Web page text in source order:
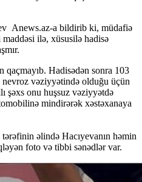
Anews.az-a bildirib ki, müdafiə
ilə, xüsusilə hadisə
qaçmayıb. Hadisədən sonra 103
vəziyyətində olduğu üçün
şəxs onu huşsuz vəziyyətdə
mindirərək xəstəxanaya
əlində Hacıyevanın həmin
foto və tibbi sənədlər var.